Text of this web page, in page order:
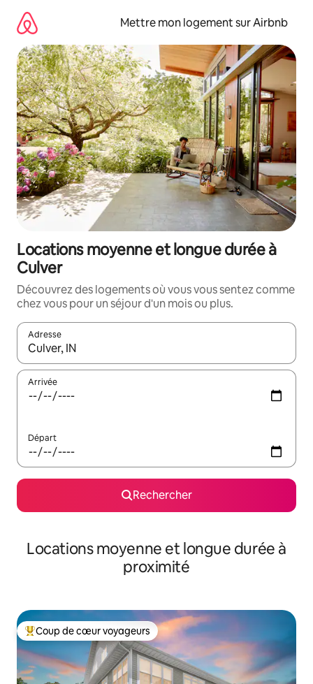
directement
contenu
Mettre mon logement sur Airbnb
Locations moyenne et longue durée à
Culver
Découvrez des logements où vous vous sentez comme
chez vous pour un séjour d'un mois ou plus.
Adresse
Lorsque les résultats s'affichent, utilisez les flèches vers le
Arrivée
Départ
Rechercher
Locations moyenne et longue durée à
proximité
Coups de cœur voyageurs les plus appréciés
Coup de cœur voyageurs